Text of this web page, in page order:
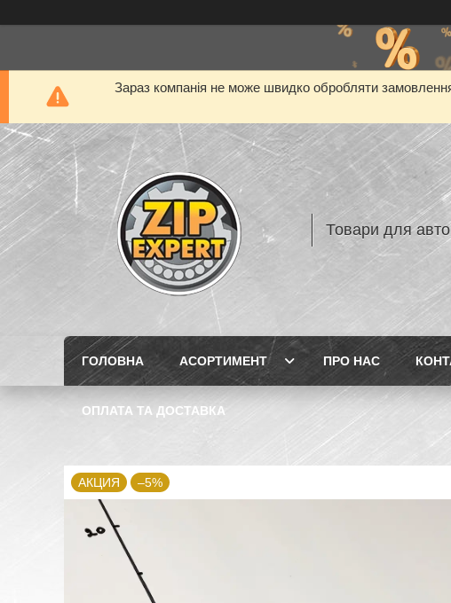
Зараз компанія не може швидко обробляти
Товари для авто
ГОЛОВНА АСОРТИМЕНТ ПРО НАС
ОПЛАТА ТА ДОСТАВКА
АКЦИЯ –5%